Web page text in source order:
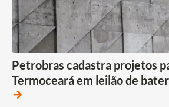
Petrobras cadastra projetos
Termoceará em leilão de
arrow_forward